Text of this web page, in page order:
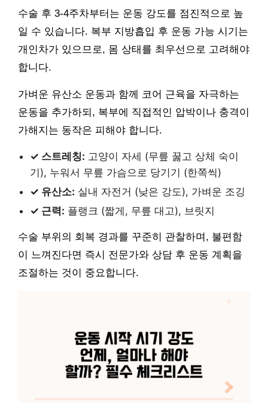
수술 후 3-4주차부터는 운동 강도를 점진적으로 높
일 수 있습니다. 복부 지방흡입 후 운동 가능 시기는
개인차가 있으므로, 몸 상태를 최우선으로 고려해야
합니다.
가벼운 유산소 운동과 함께 코어 근육을 자극하는
운동을 추가하되, 복부에 직접적인 압박이나 충격이
가해지는 동작은 피해야 합니다.
✓ 스트레칭: 고양이 자세 (무릎 꿇고 상체 숙이
기), 누워서 무릎 가슴으로 당기기 (한쪽씩)
✓ 유산소: 실내 자전거 (낮은 강도), 가벼운 조깅
✓ 근력: 플랭크 (짧게, 무릎 대고), 브릿지
수술 부위의 회복 경과를 꾸준히 관찰하며, 불편함
이 느껴진다면 즉시 전문가와 상담 후 운동 계획을
조절하는 것이 중요합니다.